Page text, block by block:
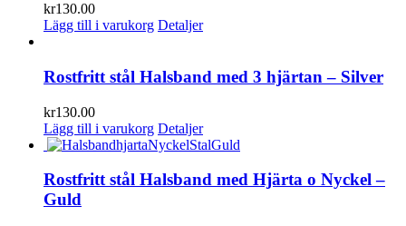
kr130.00
Lägg till i varukorg Detaljer
Rostfritt stål Halsband med 3 hjärtan – Silver
kr130.00
Lägg till i varukorg Detaljer
Rostfritt stål Halsband med Hjärta o Nyckel –
Guld